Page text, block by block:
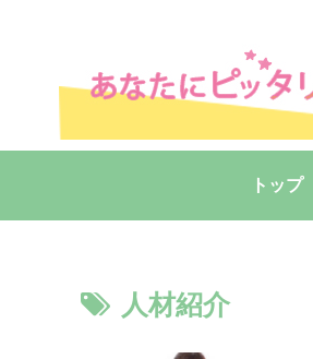
トップ
人材紹介